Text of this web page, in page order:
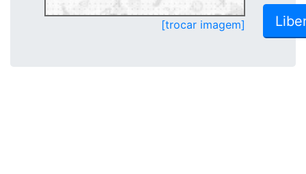
[trocar imagem]